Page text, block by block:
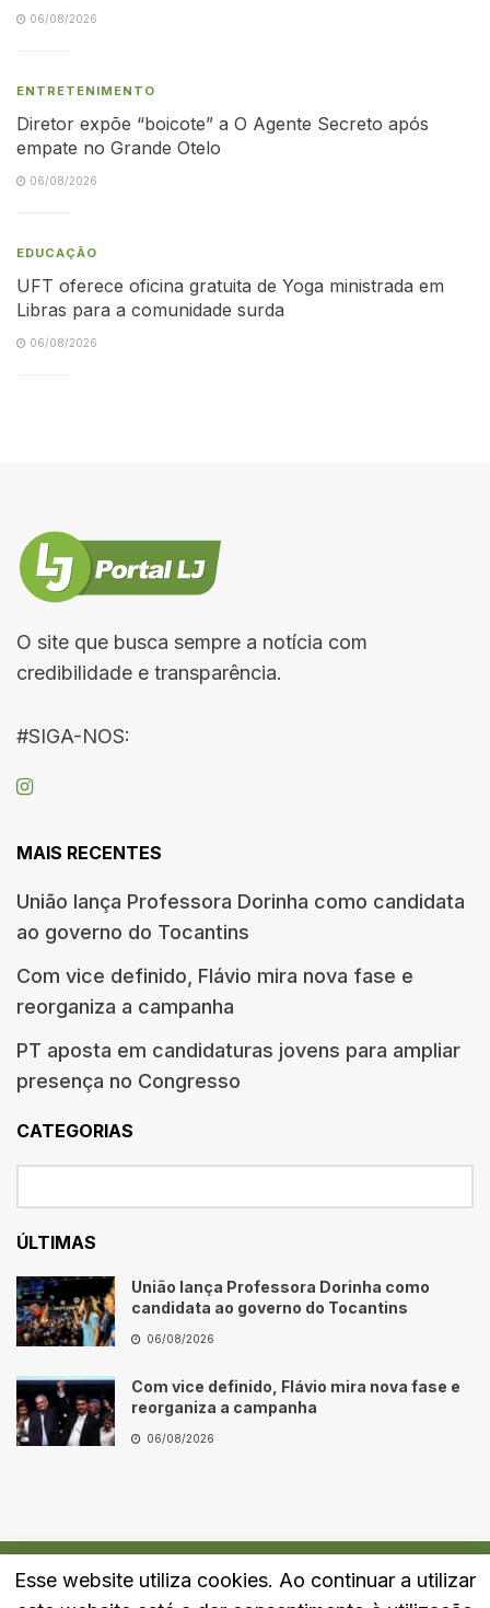
06/08/2026
ENTRETENIMENTO
Diretor expõe “boicote” a O Agente Secreto após
empate no Grande Otelo
06/08/2026
EDUCAÇÃO
UFT oferece oficina gratuita de Yoga ministrada em
Libras para a comunidade surda
06/08/2026
O site que busca sempre a notícia com
credibilidade e transparência.
#SIGA-NOS:
MAIS RECENTES
União lança Professora Dorinha como candidata
ao governo do Tocantins
Com vice definido, Flávio mira nova fase e
reorganiza a campanha
PT aposta em candidaturas jovens para ampliar
presença no Congresso
CATEGORIAS
ÚLTIMAS
União lança Professora Dorinha como
candidata ao governo do Tocantins
06/08/2026
Com vice definido, Flávio mira nova fase e
reorganiza a campanha
06/08/2026
Quem Somos Fale Conosco Política de Privacidade
Esse website utiliza cookies. Ao continuar a utilizar